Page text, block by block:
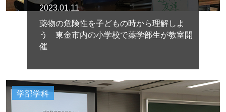
2023.01.11
薬物の危険性を子どもの時から理解しよ
う 東金市内の小学校で薬学部生が教室開
催
学部学科